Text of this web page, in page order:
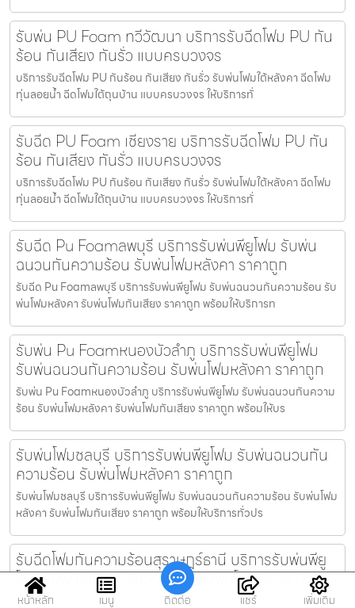
รับพ่น PU Foam ทวีวัฒนา บริการรับฉีดโฟม PU กัน
ร้อน กันเสียง กันรั่ว แบบครบวงจร
บริการรับฉีดโฟม PU กันร้อน กันเสียง กันรั่ว รับพ่นโฟมใต้หลังคา ฉีดโฟม
ทุ่นลอยน้ำ ฉีดโฟมใต้ถุนบ้าน แบบครบวงจร ให้บริการทั่
รับฉีด PU Foam เชียงราย บริการรับฉีดโฟม PU กัน
ร้อน กันเสียง กันรั่ว แบบครบวงจร
บริการรับฉีดโฟม PU กันร้อน กันเสียง กันรั่ว รับพ่นโฟมใต้หลังคา ฉีดโฟม
ทุ่นลอยน้ำ ฉีดโฟมใต้ถุนบ้าน แบบครบวงจร ให้บริการทั่
รับฉีด Pu Foamลพบุรี บริการรับพ่นพียูโฟม รับพ่น
ฉนวนกันความร้อน รับพ่นโฟมหลังคา ราคาถูก
รับฉีด Pu Foamลพบุรี บริการรับพ่นพียูโฟม รับพ่นฉนวนกันความร้อน รับ
พ่นโฟมหลังคา รับพ่นโฟมกันเสียง ราคาถูก พร้อมให้บริการท
รับพ่น Pu Foamหนองบัวลำภู บริการรับพ่นพียูโฟม
รับพ่นฉนวนกันความร้อน รับพ่นโฟมหลังคา ราคาถูก
รับพ่น Pu Foamหนองบัวลำภู บริการรับพ่นพียูโฟม รับพ่นฉนวนกันความ
ร้อน รับพ่นโฟมหลังคา รับพ่นโฟมกันเสียง ราคาถูก พร้อมให้บร
รับพ่นโฟมชลบุรี บริการรับพ่นพียูโฟม รับพ่นฉนวนกัน
ความร้อน รับพ่นโฟมหลังคา ราคาถูก
รับพ่นโฟมชลบุรี บริการรับพ่นพียูโฟม รับพ่นฉนวนกันความร้อน รับพ่นโฟม
หลังคา รับพ่นโฟมกันเสียง ราคาถูก พร้อมให้บริการทั่วปร
รับฉีดโฟมกันความร้อนสุราษฎร์ธานี บริการรับพ่นพียู
โฟม รับพ่นฉนวนกันความร้อน รับพ่นโฟมหลังคา ราคา
ถูก
หน้าหลัก เมนู ติดต่อ แชร์ เพิ่มเติม